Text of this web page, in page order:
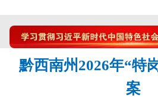
黔西南州2026年“特
案